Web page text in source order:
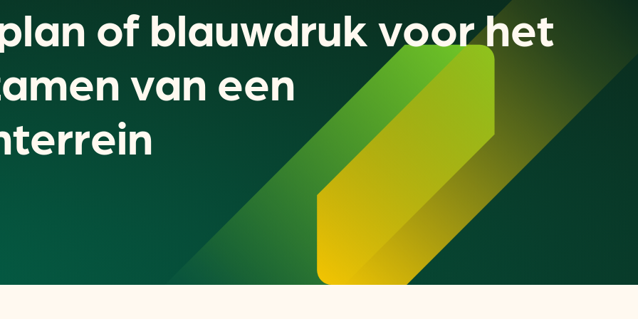
CO2-voetafdruk calculator
MKB energie bespaarcheck
Terugverdien­tijden
Voorkomen van klimaatschade
of blauwdruk voor het
van een